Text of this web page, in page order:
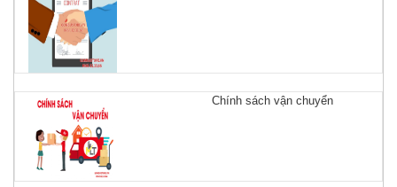
Chính sách vận chuyển